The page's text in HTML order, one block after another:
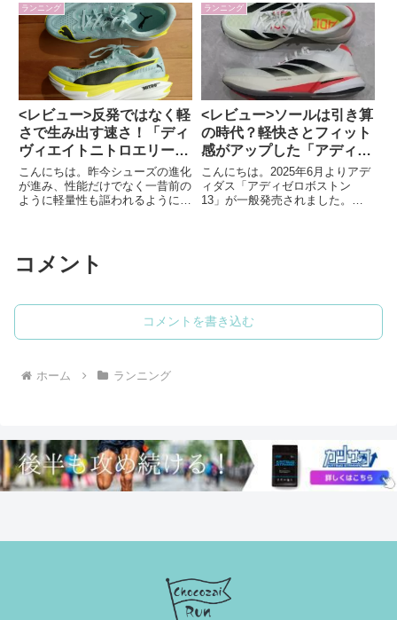
命レース用に愛用していて、今回
も早速手に入れたためレビューし
ます。「アディオスプロ4」の特
徴スペック・前作...
め、時期遅れですがレビューしま
す。「Alphafly Next% 3」の特徴
エリート向けハイエンドモ...
ランニング
<レビュー>反発ではなく軽
さで生み出す速さ！「ディ
ヴィエイトニトロエリート
4」
こんにちは。昨今シューズの進化
が進み、性能だけでなく一昔前の
ように軽量性も謳われるようにな
に入れたのでレビューします。特
徴スペック公式では「トップラ
ランニング
<レビュー>ソールは引き算
の時代？軽快さとフィット
感がアップした「アディゼ
ロボストン13」
こんにちは。2025年6月よりアデ
ィダス「アディゼロボストン
13」が一般発売されました。ア
コメント
コメントを書き込む
ホーム ランニング